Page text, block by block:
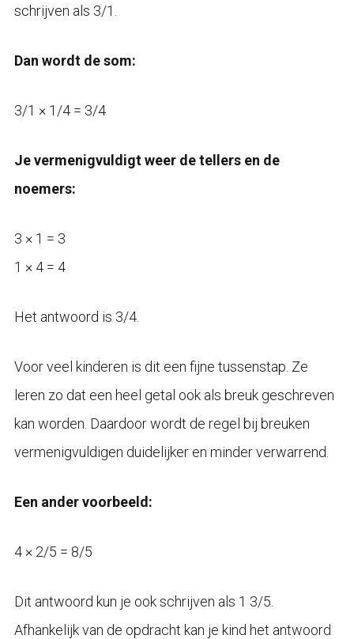
schrijven als 3/1.
Dan wordt de som:
3/1 × 1/4 = 3/4
Je vermenigvuldigt weer de tellers en de
noemers:
3 × 1 = 3
1 × 4 = 4
Het antwoord is 3/4.
Voor veel kinderen is dit een fijne tussenstap. Ze
leren zo dat een heel getal ook als breuk geschreven
kan worden. Daardoor wordt de regel bij breuken
vermenigvuldigen duidelijker en minder verwarrend.
Een ander voorbeeld:
4 × 2/5 = 8/5
Dit antwoord kun je ook schrijven als 1 3/5.
Afhankelijk van de opdracht kan je kind het antwoord